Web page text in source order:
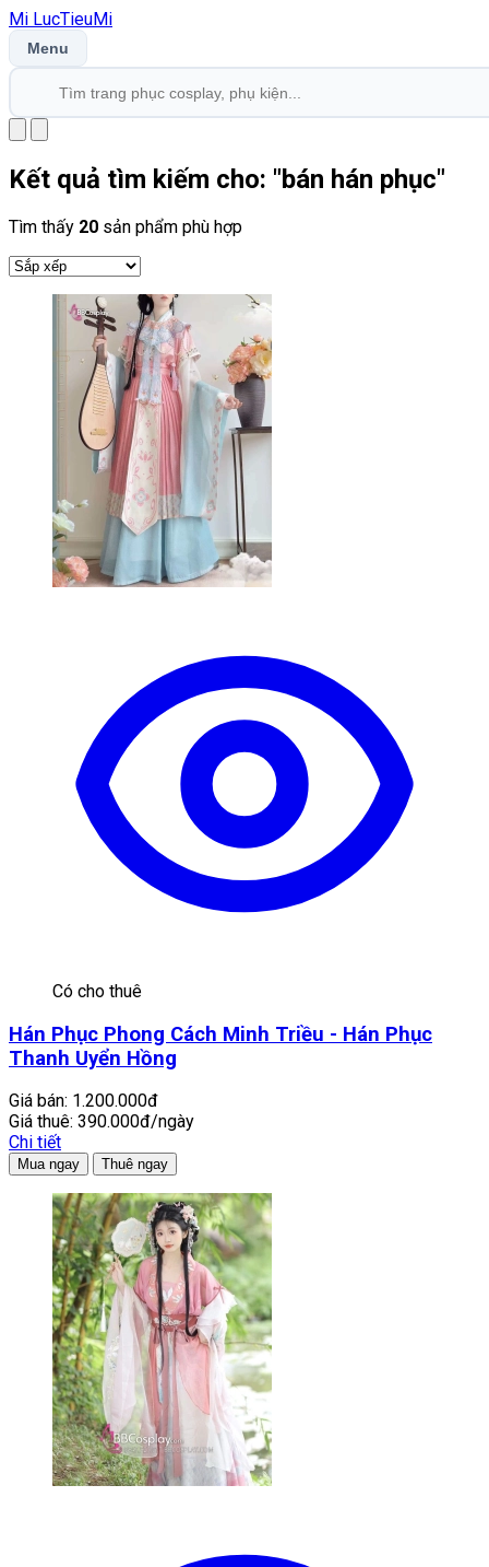
Mi LucTieuMi
Menu
Kết quả tìm kiếm cho: "bán hán phục"
Tìm thấy 20 sản phẩm phù hợp
Có cho thuê
Hán Phục Phong Cách Minh Triều - Hán Phục
Thanh Uyển Hồng
Giá bán: 1.200.000đ
Giá thuê: 390.000đ/ngày
Chi tiết
Mua ngay Thuê ngay